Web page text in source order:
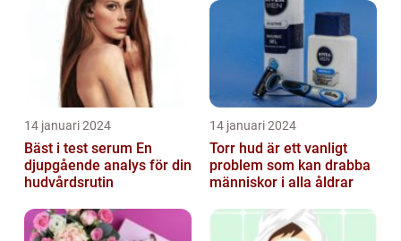
14 januari 2024
Bäst i test serum En
djupgående analys för din
hudvårdsrutin
14 januari 2024
Torr hud är ett vanligt
problem som kan drabba
människor i alla åldrar